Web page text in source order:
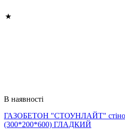
В наявності
ГАЗОБЕТОН "СТОУНЛАЙТ"
(300*200*600) ГЛАДКИЙ